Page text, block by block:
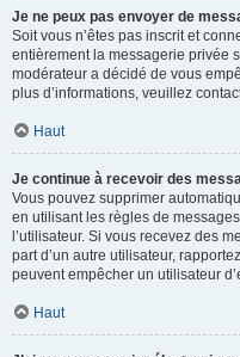
Je ne peux pas envoyer de
Soit vous n’êtes pas inscrit et
entièrement la messagerie privée
modérateur a décidé de vous
plus d’informations, veuillez
Haut
Je continue à recevoir des
Vous pouvez supprimer
en utilisant les règles de
l’utilisateur. Si vous recevez des
part d’un autre utilisateur,
peuvent empêcher un utilisateur
Haut